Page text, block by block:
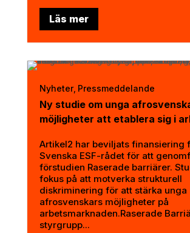
Läs mer
Nyheter, Pressmeddelande
Ny studie om unga
möjligheter att etablera sig i
Artikel2 har beviljats finansiering
Svenska ESF-rådet för att
förstudien Raserade barriärer.
fokus på att motverka strukturell
diskriminering för att stärka unga
afrosvenskars möjligheter på
arbetsmarknaden.Raserade
styrgrupp...